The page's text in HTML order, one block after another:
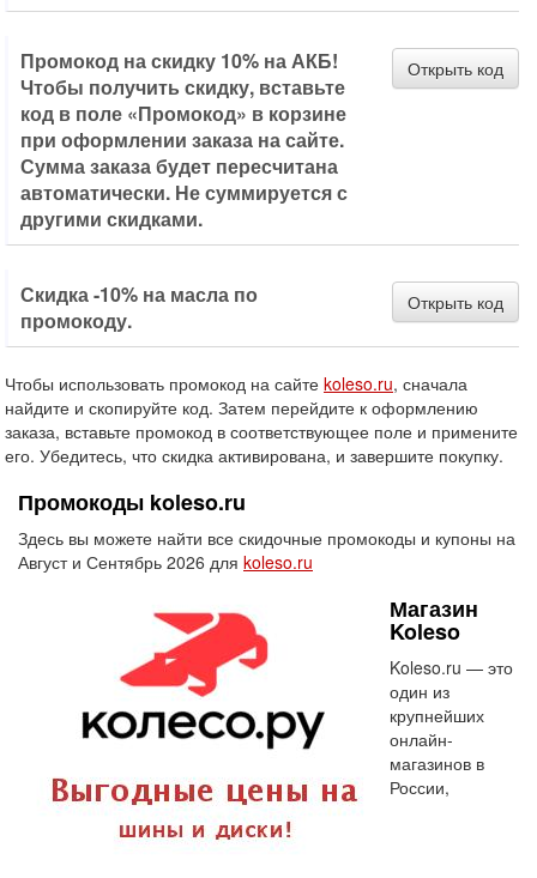
Промокод на скидку 10% на АКБ!
Чтобы получить скидку, вставьте
код в поле «Промокод» в корзине
при оформлении заказа на сайте.
Сумма заказа будет пересчитана
автоматически. Не суммируется с
другими скидками.
Открыть код
Скидка -10% на масла по
промокоду.
Открыть код
Чтобы использовать промокод на сайте koleso.ru, сначала
найдите и скопируйте код. Затем перейдите к оформлению
заказа, вставьте промокод в соответствующее поле и примените
его. Убедитесь, что скидка активирована, и завершите покупку.
Промокоды koleso.ru
Здесь вы можете найти все скидочные промокоды и купоны на
Август и Сентябрь 2026 для koleso.ru
Магазин
Koleso
Koleso.ru — это
один из
крупнейших
онлайн-
магазинов в
России,